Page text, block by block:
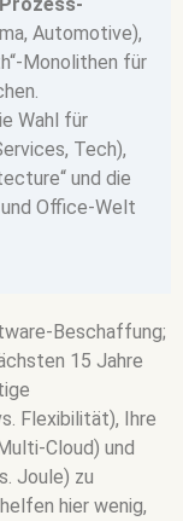
Automotive),
Monolithen für
Wahl für
Tech),
und die
Office-Welt
Beschaffung;
15 Jahre
Flexibilität), Ihre
Cloud) und
Joule) zu
hier wenig,